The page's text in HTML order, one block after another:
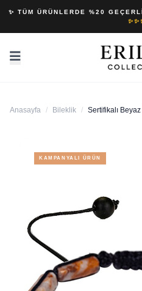
✨ TÜM ÜRÜNLERDE %20
Anasayfa / Bileklik / Sertifikalı
KAMPANYALI ÜRÜN